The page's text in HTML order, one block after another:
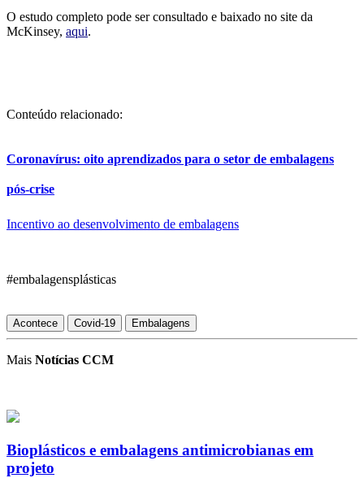
O estudo completo pode ser consultado e baixado no site da
McKinsey, aqui.
Conteúdo relacionado:
Coronavírus: oito aprendizados para o setor de embalagens
pós-crise
Incentivo ao desenvolvimento de embalagens
#embalagensplásticas
Acontece Covid-19 Embalagens
Mais Notícias CCM
Bioplásticos e embalagens antimicrobianas em
projeto